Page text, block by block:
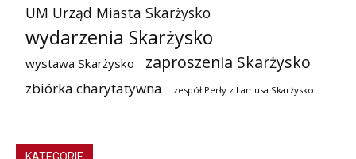
UM Urząd Miasta Skarżysko
wydarzenia Skarżysko
wystawa Skarżysko zaproszenia Skarżysko
zbiórka charytatywna zespół Perły z Lamusa Skarżysko
KATEGORIE